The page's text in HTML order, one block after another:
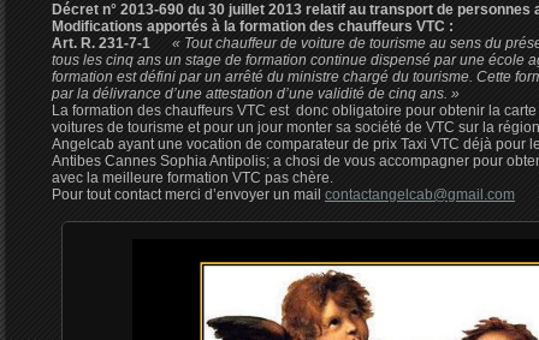
Décret n° 2013-690 du 30 juillet 2013 relatif au transport de personnes
Modifications apportés à la formation des chauffeurs VTC :
Art. R. 231-7-1
« Tout chauffeur de voiture de tourisme au sens du
tous les cinq ans un stage de formation continue dispensé par une école
formation est défini par un arrêté du ministre chargé du tourisme. Cette
par la délivrance d’une attestation d’une validité de cinq ans. »
La formation des chauffeurs VTC est donc obligatoire pour obtenir la
voitures de tourisme et pour un jour monter sa société de VTC sur la
Angelcab ayant une vocation de comparateur de prix Taxi VTC déjà pour
Antibes Cannes Sophia Antipolis; a chosi de vous accompagner pour
avec la meilleure formation VTC pas chère.
Pour tout contact merci d’envoyer un mail contactangelcab@gmail.com